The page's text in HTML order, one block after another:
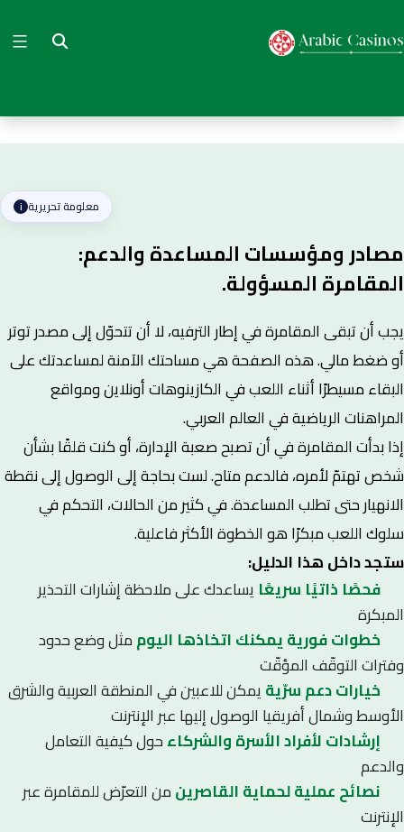
to
معلومة تحريرية i
مصادر ومؤسسات المساعدة والدعم:
المقامرة المسؤولة.
يجب أن تبقى المقامرة في إطار الترفيه، لا أن تتحوّل إلى مصدر توتر
أو ضغط مالي. هذه الصفحة هي مساحتك الآمنة لمساعدتك على
البقاء مسيطرًا أثناء اللعب في الكازينوهات أونلاين ومواقع
المراهنات الرياضية في العالم العربي.
إذا بدأت المقامرة في أن تصبح صعبة الإدارة، أو كنت قلقًا بشأن
شخص تهتمّ لأمره، فالدعم متاح. لست بحاجة إلى الوصول إلى نقطة
الانهيار حتى تطلب المساعدة. في كثير من الحالات، التحكم في
سلوك اللعب مبكرًا هو الخطوة الأكثر فاعلية.
ستجد داخل هذا الدليل:
فحصًا ذاتيًا سريعًا يساعدك على ملاحظة إشارات التحذير
المبكرة
خطوات فورية يمكنك اتخاذها اليوممثل وضع حدود
وفترات التوقّف المؤقّت
خيارات دعم سرّيةيمكن للاعبين في المنطقة العربية والشرق
الأوسط وشمال أفريقيا الوصول إليها عبر الإنترنت
إرشادات لأفراد الأسرة والشركاءحول كيفية التعامل
والدعم
نصائح عملية لحماية القاصرينمن التعرّض للمقامرة عبر
الإنترنت